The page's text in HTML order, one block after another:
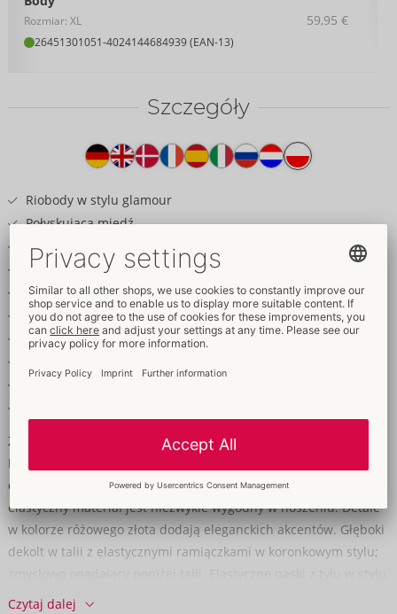
Rozmiar: XL
26451301051-4024144684939 (EAN-13)
59,95 €
Szczegóły
produkcie
Riobody w stylu glamour
Połyskująca miedź
Koronka i haft z cekinami
Detale w kolorze różowego złota
Zmysłowo bez krocza z przodu
Głęboki dekolt z tyłu
Sznurowany przód i tył
Wysokie wycięcia na nogawkach
Zmysłowe, efektowne i wygodne jednocześnie!
Riobody od Cottelli LINGERIE w kolorze połyskującej miedzi z
czarną cekinową koronką i haftem. Rozciągliwy, miękki i
elastyczny materiał jest niezwykle wygodny w noszeniu. Detale
w kolorze różowego złota dodają eleganckich akcentów. Głęboki
dekolt w talii z elastycznymi ramiączkami w koronkowym stylu;
koronki i skrzyżowane, regulowane ramiączka zapewniają
Czytaj dalej